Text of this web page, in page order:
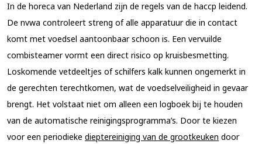
In de horeca van Nederland zijn de regels van de haccp leidend.
De nvwa controleert streng of alle apparatuur die in contact
komt met voedsel aantoonbaar schoon is. Een vervuilde
combisteamer vormt een direct risico op kruisbesmetting.
Loskomende vetdeeltjes of schilfers kalk kunnen ongemerkt in
de gerechten terechtkomen, wat de voedselveiligheid in gevaar
brengt. Het volstaat niet om alleen een logboek bij te houden
van de automatische reinigingsprogramma’s. Door te kiezen
voor een periodieke dieptereiniging van de grootkeuken door